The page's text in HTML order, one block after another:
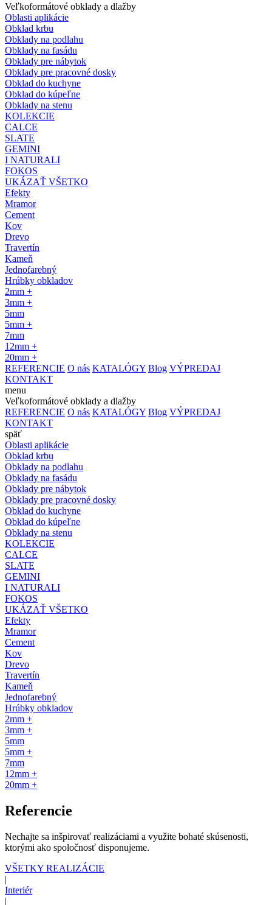
Veľkoformátové obklady a dlažby
Oblasti aplikácie
Obklad krbu
Obklady na podlahu
Obklady na fasádu
Obklady pre nábytok
Obklady pre pracovné dosky
Obklad do kuchyne
Obklad do kúpeľne
Obklady na stenu
KOLEKCIE
CALCE
SLATE
GEMINI
I NATURALI
FOKOS
UKÁZAŤ VŠETKO
Efekty
Mramor
Cement
Kov
Drevo
Travertín
Kameň
Jednofarebný
Hrúbky obkladov
2mm +
3mm +
5mm
5mm +
7mm
12mm +
20mm +
REFERENCIE O nás KATALÓGY Blog VÝPREDAJ
KONTAKT
menu
Veľkoformátové obklady a dlažby
REFERENCIE O nás KATALÓGY Blog VÝPREDAJ
KONTAKT
späť
Oblasti aplikácie
Obklad krbu
Obklady na podlahu
Obklady na fasádu
Obklady pre nábytok
Obklady pre pracovné dosky
Obklad do kuchyne
Obklad do kúpeľne
Obklady na stenu
KOLEKCIE
CALCE
SLATE
GEMINI
I NATURALI
FOKOS
UKÁZAŤ VŠETKO
Efekty
Mramor
Cement
Kov
Drevo
Travertín
Kameň
Jednofarebný
Hrúbky obkladov
2mm +
3mm +
5mm
5mm +
7mm
12mm +
20mm +
Referencie
Nechajte sa inšpirovať realizáciami a využite bohaté skúsenosti,
ktorými ako spoločnosť disponujeme.
VŠETKY REALIZÁCIE
|
Interiér
|